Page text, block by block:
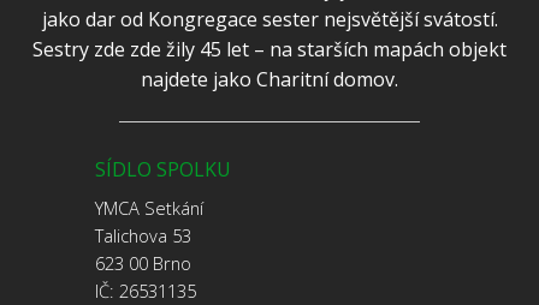
jako dar od Kongregace sester nejsvětější svátostí.
Sestry zde zde žily 45 let – na starších mapách objekt
najdete jako Charitní domov.
SÍDLO SPOLKU
YMCA Setkání
Talichova 53
623 00 Brno
IČ: 26531135